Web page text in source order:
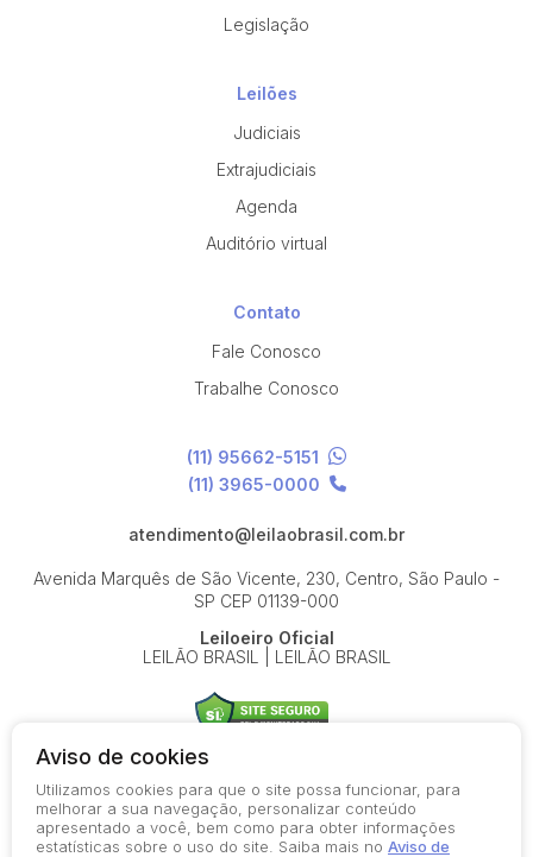
Legislação
Leilões
Judiciais
Extrajudiciais
Agenda
Auditório virtual
Contato
Fale Conosco
Trabalhe Conosco
(11) 95662-5151
(11) 3965-0000
atendimento@leilaobrasil.com.br
Avenida Marquês de São Vicente, 230, Centro, São Paulo -
SP CEP 01139-000
Leiloeiro Oficial
LEILÃO BRASIL | LEILÃO BRASIL
© 2026-present - Todos os direitos reservados
Política de Privacidade
Aviso de cookies
Utilizamos cookies para que o site possa funcionar, para
melhorar a sua navegação, personalizar conteúdo
apresentado a você, bem como para obter informações
estatísticas sobre o uso do site. Saiba mais no Aviso de